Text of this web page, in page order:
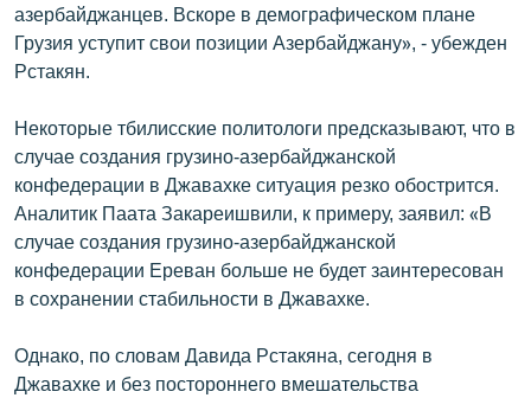
азербайджанцев. Вскоре в демографическом плане
Грузия уступит свои позиции Азербайджану», - убежден
Рстакян.
Некоторые тбилисские политологи предсказывают, что в
случае создания грузино-азербайджанской
конфедерации в Джавахке ситуация резко обострится.
Аналитик Паата Закареишвили, к примеру, заявил: «В
случае создания грузино-азербайджанской
конфедерации Ереван больше не будет заинтересован
в сохранении стабильности в Джавахке.
Однако, по словам Давида Рстакяна, сегодня в
Джавахке и без постороннего вмешательства